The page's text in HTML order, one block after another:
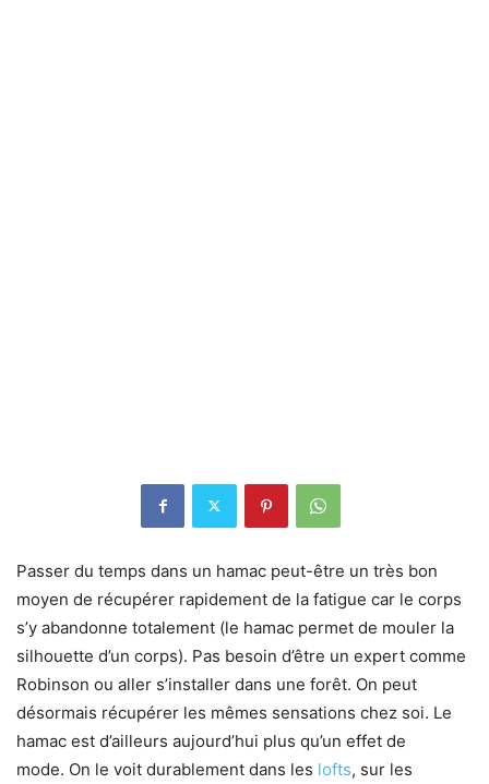
Passer du temps dans un hamac peut-être un très bon
moyen de récupérer rapidement de la fatigue car le corps
s’y abandonne totalement (le hamac permet de mouler la
silhouette d’un corps). Pas besoin d’être un expert comme
Robinson ou aller s’installer dans une forêt. On peut
désormais récupérer les mêmes sensations chez soi. Le
hamac est d’ailleurs aujourd’hui plus qu’un effet de
mode. On le voit durablement dans les lofts, sur les